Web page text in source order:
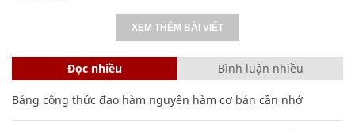
XEM THÊM BÀI VIẾT
Đọc nhiều Bình luận nhiều
Bảng công thức đạo hàm nguyên hàm cơ bản cần nhớ